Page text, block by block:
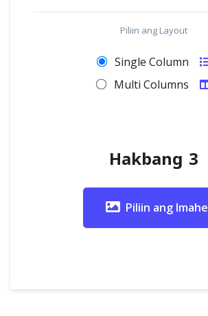
Piliin ang Layout
Single Column
Multi Columns
Hakbang 3
Piliin ang Imahe